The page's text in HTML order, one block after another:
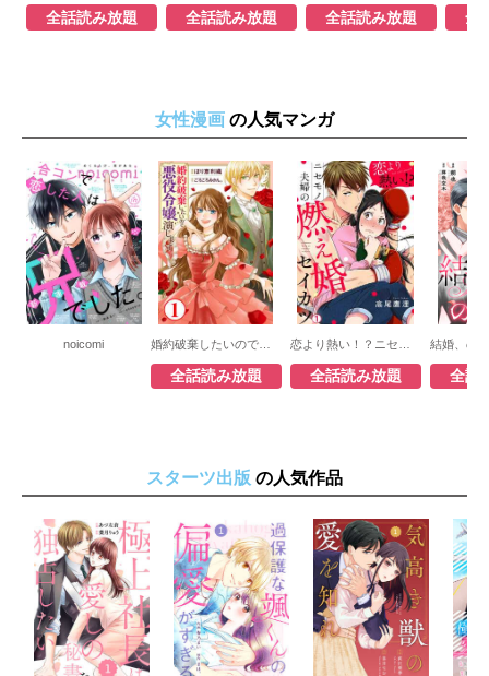
全話読み放題 全話読み放題 全話読み放題 全
女性漫画 の人気マンガ
noicomi 婚約破棄したいので悪役令嬢演じます
全話読み放題 全話読み放題 全話
スターツ出版 の人気作品